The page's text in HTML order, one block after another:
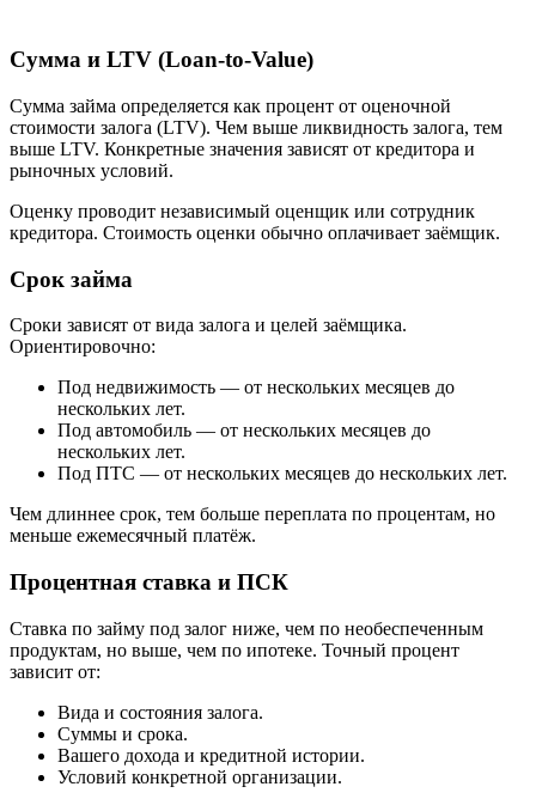
Сумма и LTV (Loan-to-Value)
Сумма займа определяется как процент от оценочной
стоимости залога (LTV). Чем выше ликвидность залога, тем
выше LTV. Конкретные значения зависят от кредитора и
рыночных условий.
Оценку проводит независимый оценщик или сотрудник
кредитора. Стоимость оценки обычно оплачивает заёмщик.
Срок займа
Сроки зависят от вида залога и целей заёмщика.
Ориентировочно:
Под недвижимость — от нескольких месяцев до
нескольких лет.
Под автомобиль — от нескольких месяцев до
нескольких лет.
Под ПТС — от нескольких месяцев до нескольких лет.
Чем длиннее срок, тем больше переплата по процентам, но
меньше ежемесячный платёж.
Процентная ставка и ПСК
Ставка по займу под залог ниже, чем по необеспеченным
продуктам, но выше, чем по ипотеке. Точный процент
зависит от:
Вида и состояния залога.
Суммы и срока.
Вашего дохода и кредитной истории.
Условий конкретной организации.